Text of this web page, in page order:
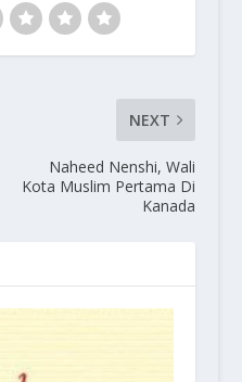
NEXT
Naheed Nenshi, Wali
Kota Muslim Pertama Di
Kanada